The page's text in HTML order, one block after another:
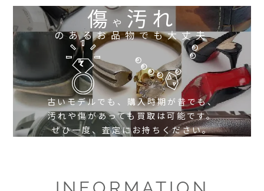
傷や 汚れ
のあるお品物でも大丈夫
古いモデルでも、購入時期が昔でも、
汚れや傷があっても買取は可能です。
ぜひ一度、査定にお持ちください。